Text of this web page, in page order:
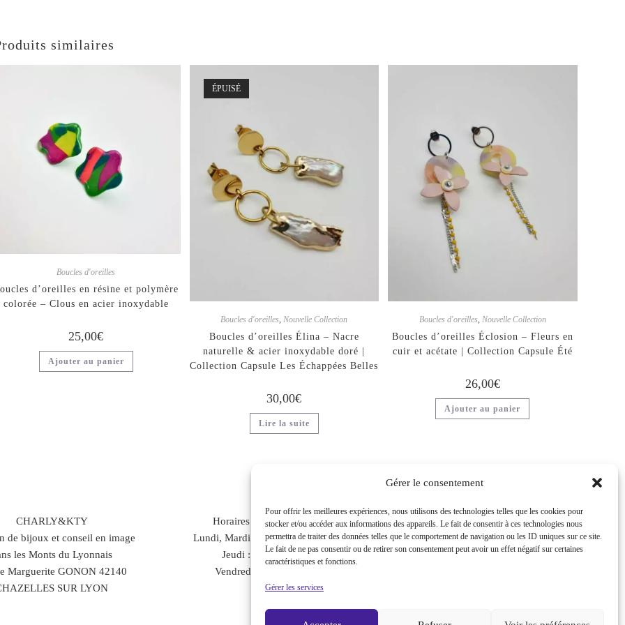
Gérer le consentement
Pour offrir les meilleures expériences, nous utilisons des technologies telles que les cookies pour
stocker et/ou accéder aux informations des appareils. Le fait de consentir à ces technologies nous
permettra de traiter des données telles que le comportement de navigation ou les ID uniques sur ce site.
Le fait de ne pas consentir ou de retirer son consentement peut avoir un effet négatif sur certaines
caractéristiques et fonctions.
Gérer les services
similaires
Boucles d'oreilles
d’oreilles en résine et polymère
colorée – Clous en acier inoxydable
25,00€
Ajouter au panier
ÉPUISÉ
Boucles d'oreilles,Nouvelle Collection
Boucles d’oreilles Élina – Nacre
naturelle & acier inoxydable doré |
Collection Capsule Les Échappées Belles
30,00€
Lire la suite
Boucles d'oreilles, Nouvelle Collection
Boucles d’oreilles Éclosion – Fleurs en
cuir et acétate | Collection Capsule Été
26,00€
Ajouter au panier
CHARLY&KTY
de bijoux et conseil en image
les Monts du Lyonnais
Marguerite GONON 42140
SUR LYON
Horaires d’ouverture :
Lundi, Mardi : sur rendez-vous
Jeudi : 10H – 17h
Vendredi : 10h – 18h
Contactez-nous
Mentions légales
Politique de Confidentialité